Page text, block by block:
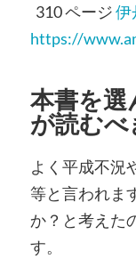
310 ページ伊
https://
本書を選
が読むべ
よく平成不況
等と言われま
か？と考えた
す。